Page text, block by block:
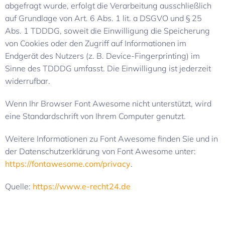
abgefragt wurde, erfolgt die Verarbeitung ausschließlich
auf Grundlage von Art. 6 Abs. 1 lit. a DSGVO und § 25
Abs. 1 TDDDG, soweit die Einwilligung die Speicherung
von Cookies oder den Zugriff auf Informationen im
Endgerät des Nutzers (z. B. Device-Fingerprinting) im
Sinne des TDDDG umfasst. Die Einwilligung ist jederzeit
widerrufbar.
Wenn Ihr Browser Font Awesome nicht unterstützt, wird
eine Standardschrift von Ihrem Computer genutzt.
Weitere Informationen zu Font Awesome finden Sie und in
der Datenschutzerklärung von Font Awesome unter:
https://fontawesome.com/privacy.
Quelle: https://www.e-recht24.de